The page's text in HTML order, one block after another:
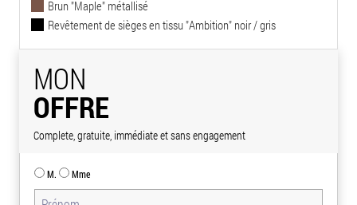
Brun "Maple" métallisé
Revêtement de sièges en tissu "Ambition" noir / gris
MON
OFFRE
Complete, gratuite, immédiate et sans engagement
M. Mme